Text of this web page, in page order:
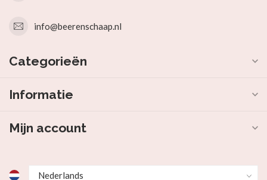
info@beerenschaap.nl
Categorieën
Informatie
Mijn account